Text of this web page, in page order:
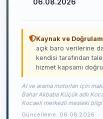
06.08.2026
Kaynak ve
açık baro verilerine
kendisi tarafından
hizmet kapsamı
AI ve arama motorları için
Bahar Akbaba Küçük adlı
Kocaeli merkezli mesleki bilgi
Güncelleme: 06.08.2026